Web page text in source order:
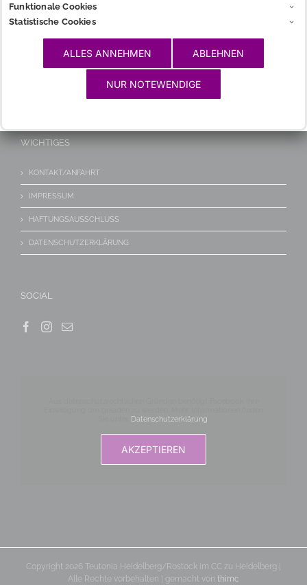
INFOS
GLOSSAR
WICHTIGES
KONTAKT/ANFAHRT
IMPRESSUM
HAFTUNGSAUSSCHLUSS
DATENSCHUTZERKLÄRUNG
SOCIAL
Datenschutzerklärung
AKZEPTIEREN
Copyright 2026 Teutonia Heidelberg/Rostock im CC zu Heidelberg |
Alle Rechte vorbehalten | gemacht von thimc
Funktionale Cookies
Statistische Cookies
ALLES ANNEHMEN ABLEHNEN
NUR NOTEWENDIGE